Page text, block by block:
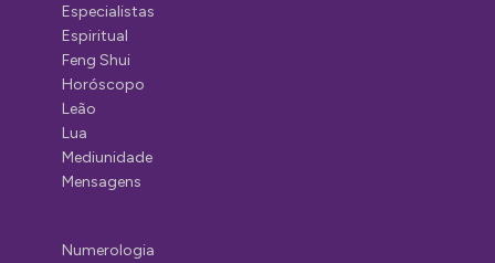
Especialistas
Espiritual
Feng Shui
Horóscopo
Leão
Lua
Mediunidade
Mensagens
Numerologia